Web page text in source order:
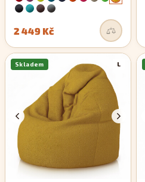
2 449 Kč
L
Skladem